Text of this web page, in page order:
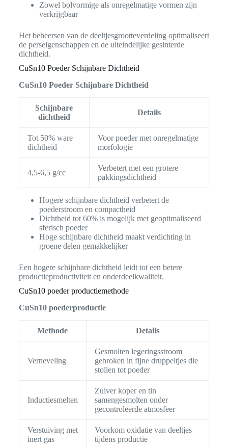
Zowel bolvormige als onregelmatige vormen zijn
verkrijgbaar
Het beheersen van de deeltjesgrootteverdeling optimaliseert
de perseigenschappen en de uiteindelijke gesinterde
dichtheid.
CuSn10 Poeder Schijnbare Dichtheid
CuSn10 Poeder Schijnbare Dichtheid
Schijnbare
dichtheid
Details
Tot 50% ware
dichtheid
Voor poeder met onregelmatige
morfologie
4,5-6,5 g/cc
Verbetert met een grotere
pakkingsdichtheid
Hogere schijnbare dichtheid verbetert de
poederstroom en compactheid
Dichtheid tot 60% is mogelijk met geoptimaliseerd
sferisch poeder
Hoge schijnbare dichtheid maakt verdichting in
groene delen gemakkelijker
Een hogere schijnbare dichtheid leidt tot een betere
productieproductiviteit en onderdeelkwaliteit.
CuSn10 poeder productiemethode
CuSn10 poederproductie
Methode Details
Verneveling
Gesmolten legeringsstroom
gebroken in fijne druppeltjes die
stollen tot poeder
Inductiesmelten
Zuiver koper en tin
samengesmolten onder
gecontroleerde atmosfeer
Verstuiving met
inert gas
Voorkom oxidatie van deeltjes
tijdens productie